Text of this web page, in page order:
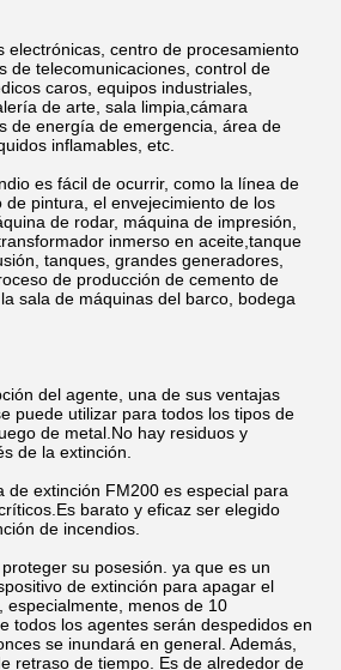
electrónicas, centro de procesamiento
de telecomunicaciones, control de
caros, equipos industriales,
de arte, sala limpia,cámara
de energía de emergencia, área de
inflamables, etc.
es fácil de ocurrir, como la línea de
de pintura, el envejecimiento de los
de rodar, máquina de impresión,
inmerso en aceite,tanque
tanques, grandes generadores,
de producción de cemento de
sala de máquinas del barco, bodega
del agente, una de sus ventajas
puede utilizar para todos los tipos de
de metal.No hay residuos y
de la extinción.
de extinción FM200 es especial para
barato y eficaz ser elegido
de incendios.
su posesión. ya que es un
de extinción para apagar el
especialmente, menos de 10
todos los agentes serán despedidos en
se inundará en general. Además,
retraso de tiempo. Es de alrededor de